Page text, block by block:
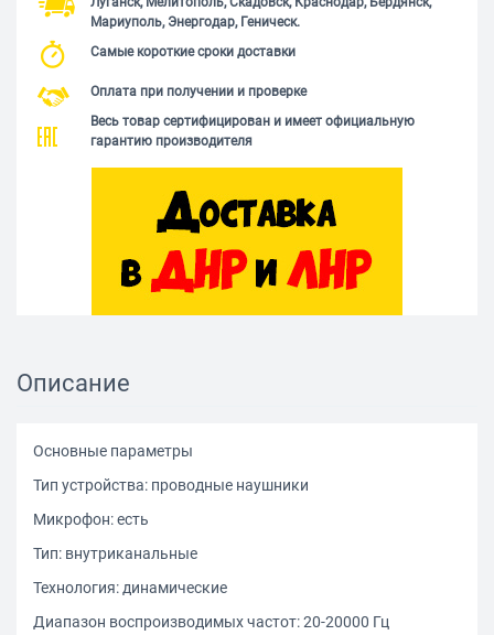
Мариуполь, Энергодар, Геническ.
Самые короткие сроки доставки
Оплата при получении и проверке
Весь товар сертифицирован и имеет официальную
гарантию производителя
Описание
Основные параметры
Тип устройства: проводные наушники
Микрофон: есть
Тип: внутриканальные
Технология: динамические
Диапазон воспроизводимых частот: 20-20000 Гц